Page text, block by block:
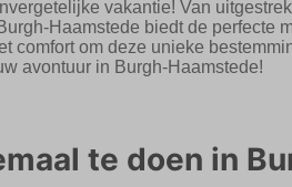
vakantie! Van
Haamstede biedt de perfecte
comfort om deze unieke
avontuur in Burgh-Haamstede!
te doen in